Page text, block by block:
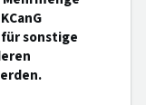
sonstige